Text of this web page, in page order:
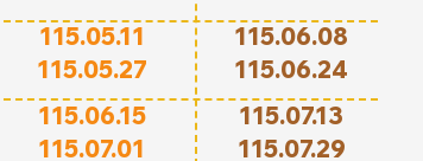
115.05.11
115.05.27
115.06.08
115.06.24
115.06.15
115.07.01
115.07.13
115.07.29